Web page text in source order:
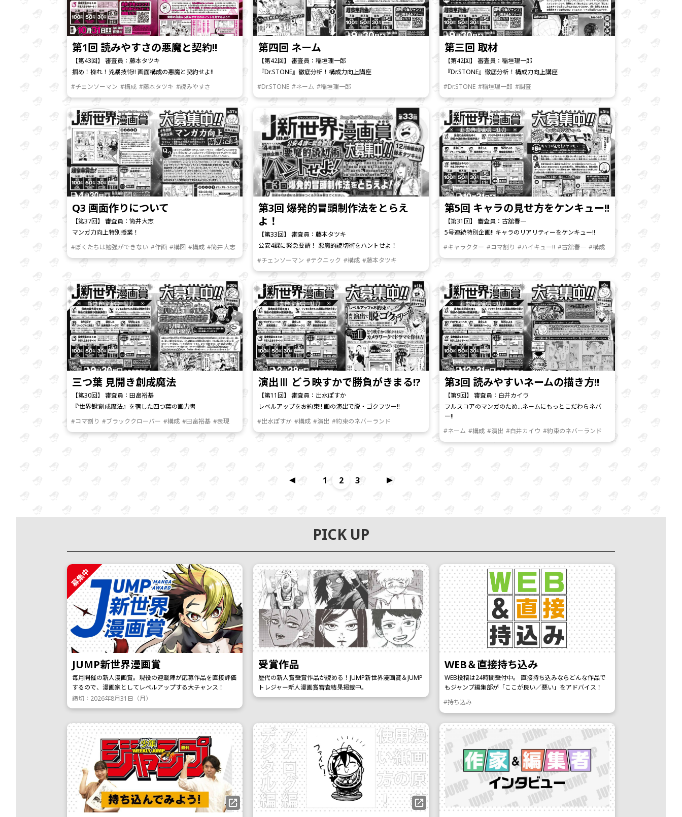
第1回 読みやすさの悪魔と契約!!
【第43回】 審査員：藤本タツキ
掴め！操れ！兇暴技術!! 画面構成の悪魔と契約せよ!!
#チェンソーマン #構成 #藤本タツキ #読みやすさ
第四回 ネーム
【第42回】 審査員：稲垣理一郎
『Dr.STONE』徹底分析！構成力向上講座
#Dr.STONE #ネーム #稲垣理一郎
第三回 取材
【第42回】 審査員：稲垣理一郎
『Dr.STONE』徹底分析！構成力向上講座
#Dr.STONE #稲垣理一郎 #調査
Q3 画面作りについて
【第37回】 審査員：筒井大志
マンガ力向上特別授業！
#ぼくたちは勉強ができない #作画 #構図 #構成 #筒井大志
第3回 爆発的冒頭制作法をとらえ
よ！
【第33回】 審査員：藤本タツキ
公安4課に緊急要請！ 悪魔的読切術をハントせよ！
#チェンソーマン #テクニック #構成 #藤本タツキ
第5回 キャラの見せ方をケンキュー!!
【第31回】 審査員：古舘春一
5号連続特別企画!! キャラのリアリティーをケンキュー!!
#キャラクター #コマ割り #ハイキュー!! #古舘春一 #構成
三つ葉 見開き創成魔法
【第30回】 審査員：田畠裕基
『‘世界観’創成魔法』を宿した四つ葉の画力書
#コマ割り #ブラッククローバー #構成 #田畠裕基 #表現
演出Ⅲ どう映すかで勝負がきまる!?
【第11回】 審査員：出水ぽすか
レベルアップをお約束!! 画の演出で脱・ゴクフツー!!
#出水ぽすか #構成 #演出 #約束のネバーランド
第3回 読みやすいネームの描き方!!
【第9回】 審査員：白井カイウ
フルスコアのマンガのため…ネームにもっとこだわらネバ
ー!!
#ネーム #構成 #演出 #白井カイウ #約束のネバーランド
1 2 3
PICK UP
募集中
JUMP新世界漫画賞
毎月開催の新人漫画賞。現役の連載陣が応募作品を直接評価
するので、漫画家としてレベルアップする大チャンス！
締切：2026年8月31日（月）
受賞作品
歴代の新人賞受賞作品が読める！JUMP新世界漫画賞＆JUMP
トレジャー新人漫画賞審査結果掲載中。
WEB＆直接持ち込み
WEB投稿は24時間受付中。 直接持ち込みならどんな作品で
もジャンプ編集部が「ここが良い／悪い」をアドバイス！
#持ち込み